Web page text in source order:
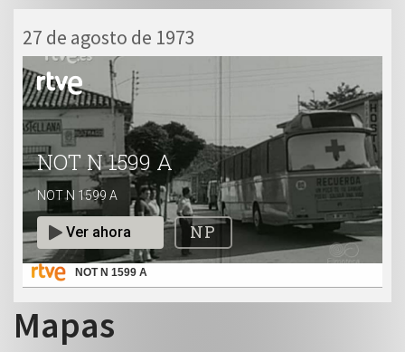
27 de agosto de 1973
NOT N 1599 A
Mapas